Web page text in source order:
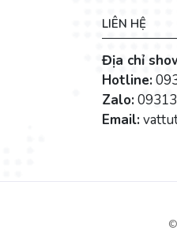
LIÊN HỆ
Địa chỉ
Hotline:
Zalo:
Email: